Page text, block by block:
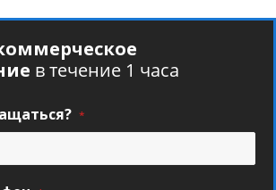
в течение 1 часа
*